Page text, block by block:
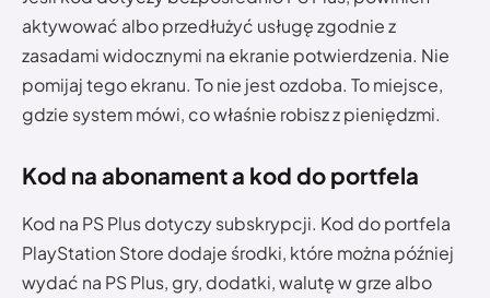
aktywować albo przedłużyć usługę zgodnie z
zasadami widocznymi na ekranie potwierdzenia. Nie
pomijaj tego ekranu. To nie jest ozdoba. To miejsce,
gdzie system mówi, co właśnie robisz z pieniędzmi.
Kod na abonament a kod do portfela
Kod na PS Plus dotyczy subskrypcji. Kod do portfela
PlayStation Store dodaje środki, które można później
wydać na PS Plus, gry, dodatki, walutę w grze albo